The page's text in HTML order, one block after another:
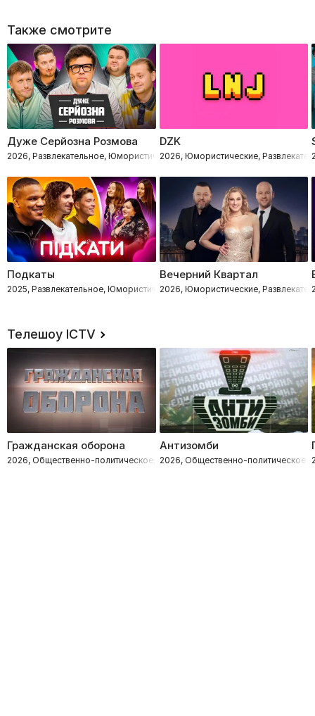
Также смотрите
Дуже Серйозна Розмова
2026, Развлекательное, Юмористические, Импровизация
DZK
2026, Юмористические,
Подкаты
2025, Развлекательное, Юмористические, Романтические
Вечерний Квартал
2026, Юмористические,
Телешоу ICTV
Гражданская оборона
2026, Общественно-политическое, Расследования
Антизомби
2026, Общественно-политическое